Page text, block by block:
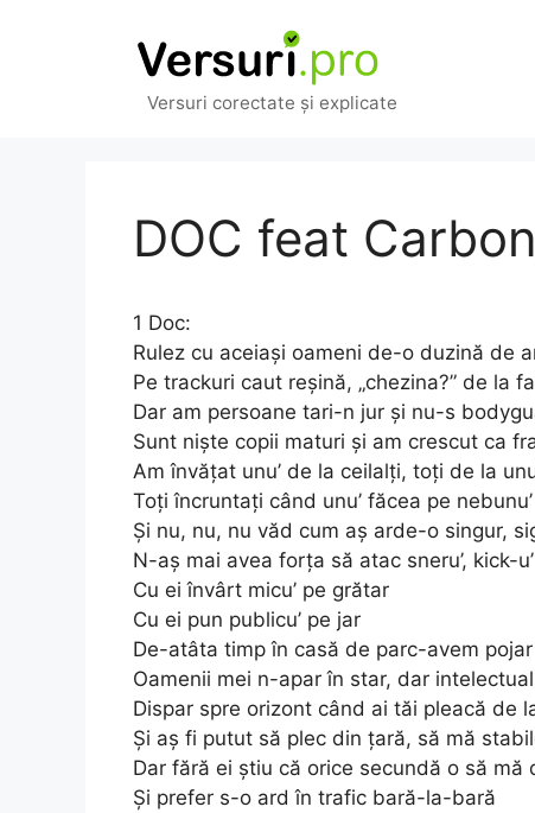
Versuri corectate și explicate
DOC feat
1 Doc:
Rulez cu aceiași oameni de-o duzină de
Pe trackuri caut reșină, „chezina?” de la
Dar am persoane tari-n jur și nu-s
Sunt niște copii maturi și am crescut ca
Am învățat unu’ de la ceilalți, toți de la
Toți încruntați când unu’ făcea pe nebunu’
Și nu, nu, nu văd cum aș arde-o singur,
N-aș mai avea forța să atac sneru’, kick-u’
Cu ei învârt micu’ pe grătar
Cu ei pun publicu’ pe jar
De-atâta timp în casă de parc-avem pojar
Oamenii mei n-apar în star, dar intelectual
Dispar spre orizont când ai tăi pleacă de
Și aș fi putut să plec din țară, să mă
Dar fără ei știu că orice secundă o să mă
Și prefer s-o ard în trafic bară-la-bară